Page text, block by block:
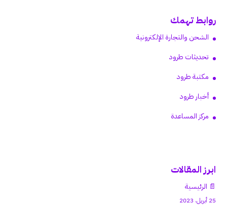
روابط تهمك
الشحن والتجارة الإلكترونية
تحديثات طرود
مكتبة طرود
أخبار طرود
مركز المساعدة
ابرز المقالات
📄 الرئيسية
25 أبريل، 2023